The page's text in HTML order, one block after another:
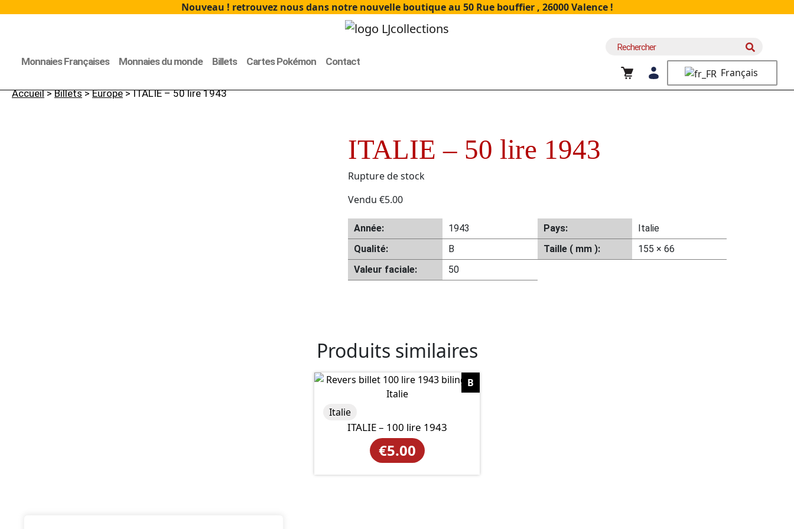
Nouveau ! retrouvez nous dans notre nouvelle boutique au 50 Rue bouffier , 26000 Valence !
Monnaies Françaises Monnaies du monde Billets Cartes Pokémon Contact
Recherche
Français
Accueil>Billets>Europe> ITALIE – 50 lire 1943
ITALIE – 50 lire 1943
Rupture de stock
Vendu €5.00
Année: 1943 Pays:
Italie
Qualité:
B Taille ( mm ):
155 × 66
Valeur faciale:
50
Produits similaires
B
ITALIE – 100 lire 1943
€5.00
Italie